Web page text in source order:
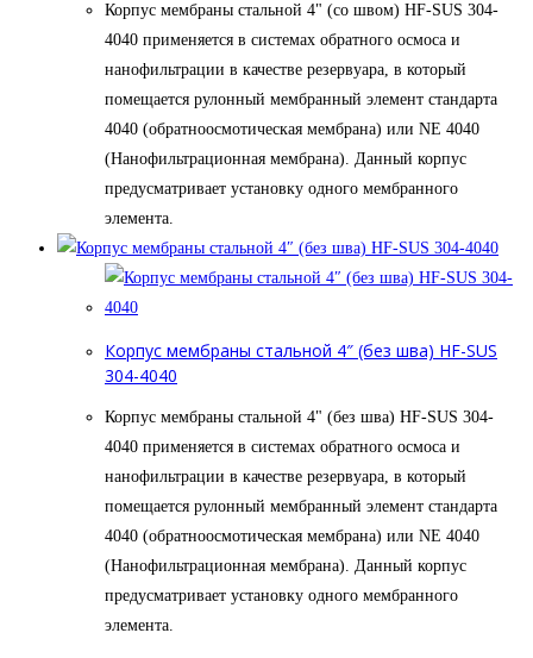
Корпус мембраны стальной 4" (со швом) HF-SUS 304-
4040 применяется в системах обратного осмоса и
нанофильтрации в качестве резервуара, в который
помещается рулонный мембранный элемент стандарта
4040 (обратноосмотическая мембрана) или NE 4040
(Нанофильтрационная мембрана). Данный корпус
предусматривает установку одного мембранного
элемента.
Корпус мембраны стальной 4″ (без шва) HF-SUS
304-4040
Корпус мембраны стальной 4" (без шва) HF-SUS 304-
4040 применяется в системах обратного осмоса и
нанофильтрации в качестве резервуара, в который
помещается рулонный мембранный элемент стандарта
4040 (обратноосмотическая мембрана) или NE 4040
(Нанофильтрационная мембрана). Данный корпус
предусматривает установку одного мембранного
элемента.